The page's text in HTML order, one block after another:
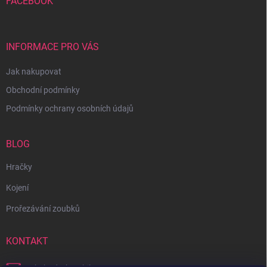
INFORMACE PRO VÁS
Jak nakupovat
Obchodní podmínky
Podmínky ochrany osobních údajů
BLOG
Hračky
Kojení
Prořezávání zoubků
KONTAKT